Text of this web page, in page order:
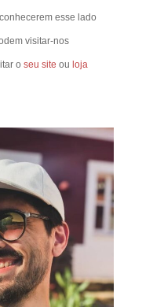
esse lado
visitar-nos
o seu site ou loja